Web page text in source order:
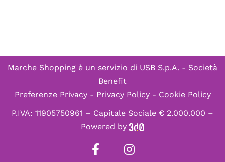
Marche Shopping è un servizio di USB S.p.A. - Società
Benefit
Preferenze Privacy- Privacy Policy- Cookie Policy
P.IVA: 11905750961 – Capitale Sociale € 2.000.000 –
Powered by